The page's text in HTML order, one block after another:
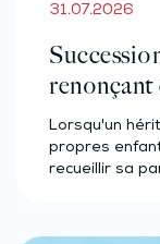
31.07.2026
renonçant
Lorsqu'un
propres
recueillir sa